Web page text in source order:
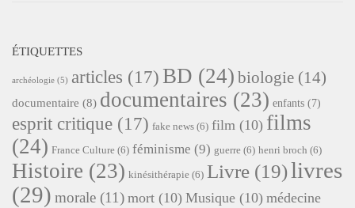
ÉTIQUETTES
archéologie (5) articles (17) BD (24) biologie (14)
documentaire (8) documentaires (23) enfants (7)
esprit critique (17) fake news (6) film (10) films
(24) France Culture (6) féminisme (9) guerre (6) henri broch (6)
Histoire (23) kinésithérapie (6) Livre (19)livres
(29) morale (11) mort (10) Musique (10) médecine